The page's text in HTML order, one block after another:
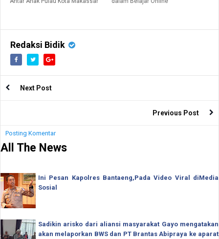
Redaksi Bidik
Next Post
Previous Post
Posting Komentar
All The News
Ini Pesan Kapolres Bantaeng,Pada Video Viral diMedia
Sosial
Sadikin arisko dari aliansi masyarakat Gayo mengatakan
akan melaporkan BWS dan PT Brantas Abipraya ke aparat